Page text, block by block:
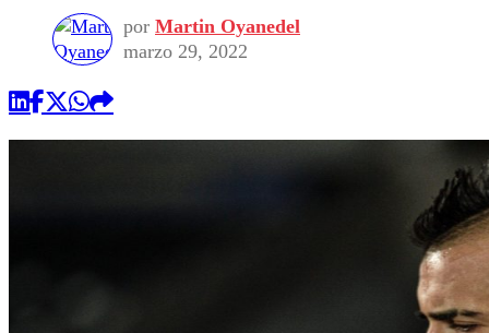
por Martin Oyanedel
marzo 29, 2022